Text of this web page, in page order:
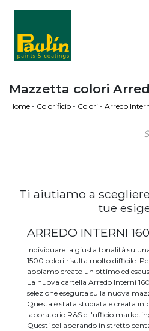
Mazzetta colori
Home - Colorificio - Colori - Arredo
Ti aiutiamo a
tue
ARREDO INTERNI
Individuare la giusta tonalità su
1500 colori risulta molto difficile.
abbiamo creato un ottimo ed
La nuova cartella Arredo Interni
selezione eseguita sulla nuova
Questa è stata studiata e creata in
laboratorio R&S e l'ufficio
Questi collaborando in stretto